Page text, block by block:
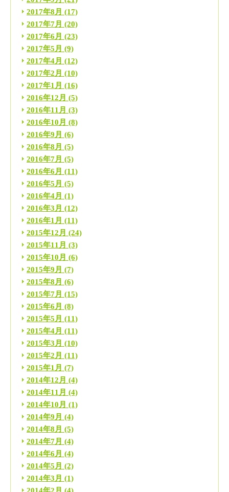
2017年8月 (17)
2017年7月 (20)
2017年6月 (23)
2017年5月 (9)
2017年4月 (12)
2017年2月 (10)
2017年1月 (16)
2016年12月 (5)
2016年11月 (3)
2016年10月 (8)
2016年9月 (6)
2016年8月 (5)
2016年7月 (5)
2016年6月 (11)
2016年5月 (5)
2016年4月 (1)
2016年3月 (12)
2016年1月 (11)
2015年12月 (24)
2015年11月 (3)
2015年10月 (6)
2015年9月 (7)
2015年8月 (6)
2015年7月 (15)
2015年6月 (8)
2015年5月 (11)
2015年4月 (11)
2015年3月 (10)
2015年2月 (11)
2015年1月 (7)
2014年12月 (4)
2014年11月 (4)
2014年10月 (1)
2014年9月 (4)
2014年8月 (5)
2014年7月 (4)
2014年6月 (4)
2014年5月 (2)
2014年3月 (1)